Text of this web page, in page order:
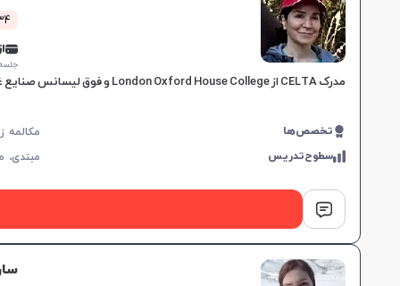
434
از
جلسه ۱
مدرک CELTA از London Oxford House College و فوق لیسانس صنایع غذایی، ۱۵ سال سابقه تدریس، تقویت ۴ مهارت زبان، مناسب برای تمامی سطوح، برای پیشرفت دانشجویان.
تخصص‌ها
سطوح‌تدریس مبتدی،